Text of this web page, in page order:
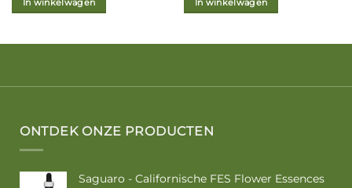
In winkelwagen In winkelwagen
ONTDEK ONZE PRODUCTEN
Saguaro - Californische FES Flower Essences